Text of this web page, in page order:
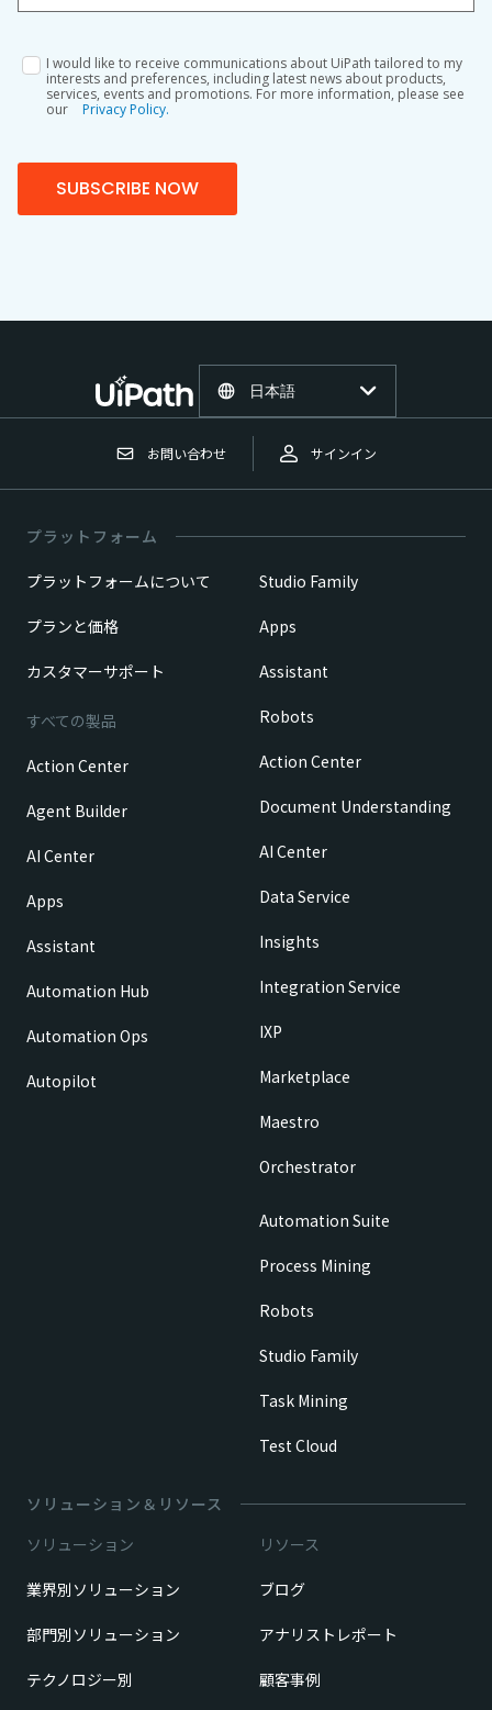
I would like to receive communications about UiPath tailored to my
interests and preferences, including latest news about products,
services, events and promotions. For more information, please see
our
Privacy Policy.
SUBSCRIBE NOW
お問い合わせ サインイン
日本語
プラットフォーム
プラットフォームについて
プランと価格
カスタマーサポート
すべての製品
Action Center
Agent Builder
AI Center
Apps
Assistant
Automation Hub
Automation Ops
Autopilot
Studio Family
Apps
Assistant
Robots
Action Center
Document Understanding
AI Center
Data Service
Insights
Integration Service
IXP
Marketplace
Maestro
Orchestrator
Automation Suite
Process Mining
Robots
Studio Family
Task Mining
Test Cloud
ソリューション＆リソース
ソリューション
業界別ソリューション
部門別ソリューション
テクノロジー別
リソース
ブログ
アナリストレポート
顧客事例